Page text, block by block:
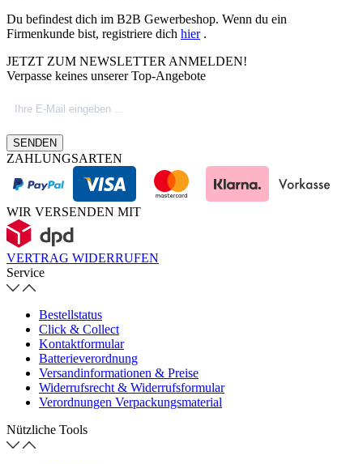
Du befindest dich im B2B Gewerbeshop. Wenn du ein
Firmenkunde bist, registriere dich hier.
JETZT ZUM NEWSLETTER ANMELDEN!
Verpasse keines unserer Top-Angebote
SENDEN
ZAHLUNGSARTEN
WIR VERSENDEN MIT
VERTRAG WIDERRUFEN
Service
Bestellstatus
Click & Collect
Kontaktformular
Batterieverordnung
Versandinformationen & Preise
Widerrufsrecht & Widerrufsformular
Verordnungen Verpackungsmaterial
Nützliche Tools